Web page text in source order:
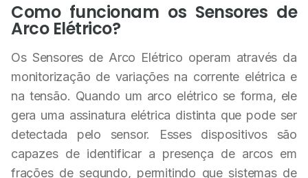
Como funcionam os Sensores de
Arco Elétrico?
Os Sensores de Arco Elétrico operam através da
monitorização de variações na corrente elétrica e
na tensão. Quando um arco elétrico se forma, ele
gera uma assinatura elétrica distinta que pode ser
detectada pelo sensor. Esses dispositivos são
capazes de identificar a presença de arcos em
frações de segundo, permitindo que sistemas de